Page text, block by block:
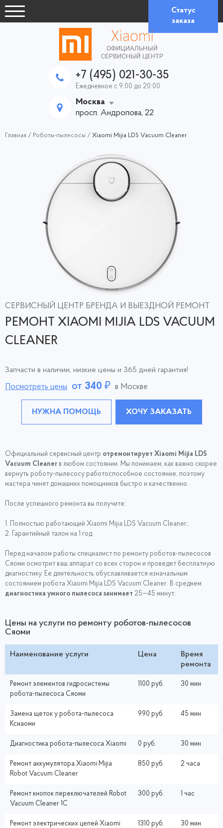
Статус
заказа
+7 (495) 021-30-35
Ежедневное с 9:00 до 20:00
Москва
просп. Андропова, 22
Главная / Роботы-пылесосы / Xiaomi Mijia LDS Vacuum Cleaner
СЕРВИСНЫЙ ЦЕНТР БРЕНДА И ВЫЕЗДНОЙ РЕМОНТ
РЕМОНТ XIAOMI MIJIA LDS VACUUM
CLEANER
Запчасти в наличии, низкие цены и 365 дней гарантия!
Посмотреть цены от 340 ₽ в Москве
НУЖНА ПОМОЩЬ ХОЧУ ЗАКАЗАТЬ
Официальный сервисный центр отремонтирует Xiaomi Mijia LDS
Vacuum Cleaner в любом состоянии. Мы понимаем, как важно скорее
вернуть роботу-пылесосу работоспособное состояние, поэтому
мастера чинят домашних помощников быстро и качественно.
После успешного ремонта вы получите:
1. Полностью работающий Xiaomi Mijia LDS Vacuum Cleaner;
2. Гарантийный талон на 1 год.
Перед началом работы специалист по ремонту роботов-пылесосов
Сяоми осмотрит ваш аппарат со всех сторон и проведет бесплатную
диагностику. Ее длительность обуславливается изначальным
состоянием робота Xiaomi Mijia LDS Vacuum Cleaner. В среднем
диагностика умного пылесоса занимает 25—45 минут.
Цены на услуги по ремонту роботов-пылесосов
Сяоми
Наименование услуги Цена
Время
ремонта
Ремонт элементов гидросистемы
робота-пылесоса Сяоми
1100 руб. 30 мин
Замена щеток у робота-пылесоса
Ксиаоми
990 руб. 45 мин
Диагностика робота-пылесоса Xiaomi 0 руб. 30 мин
Ремонт аккумулятора Xiaomi Mijia
Robot Vacuum Cleaner
850 руб. 2 часа
Ремонт кнопок переключателей Robot
Vacuum Cleaner 1C
300 руб. 1 час
Ремонт электрических цепей Xiaomi
1310 руб. 30 мин